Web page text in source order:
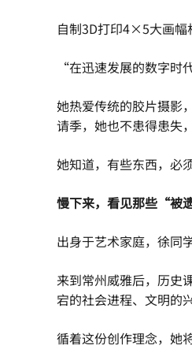
自制3D打印4×5大画幅
“在迅速发展的数字
她热爱传统的胶片摄影
请季，她也不患得患失
她知道，有些东西，必
慢下来， 看见那些“被
出身于艺术家庭，徐同
来到常州威雅后，历史
宕的社会进程、文明的
循着这份创作理念，她